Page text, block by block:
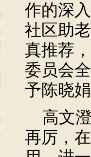
作的深
社区助
真推荐
委员会
予陈晓
高文澄
再厉，